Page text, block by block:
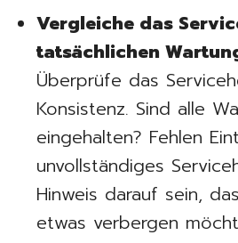
Vergleiche das
tatsächlichen
Überprüfe das
Konsistenz. Sind alle
eingehalten? Fehlen
unvollständiges
Hinweis darauf sein,
etwas verbergen